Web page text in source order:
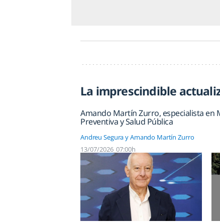
La imprescindible
Amando Martín Zurro, especialista en
Preventiva y Salud Pública
Andreu Segura y Amando Martín Zurro
13/07/2026 07:00h